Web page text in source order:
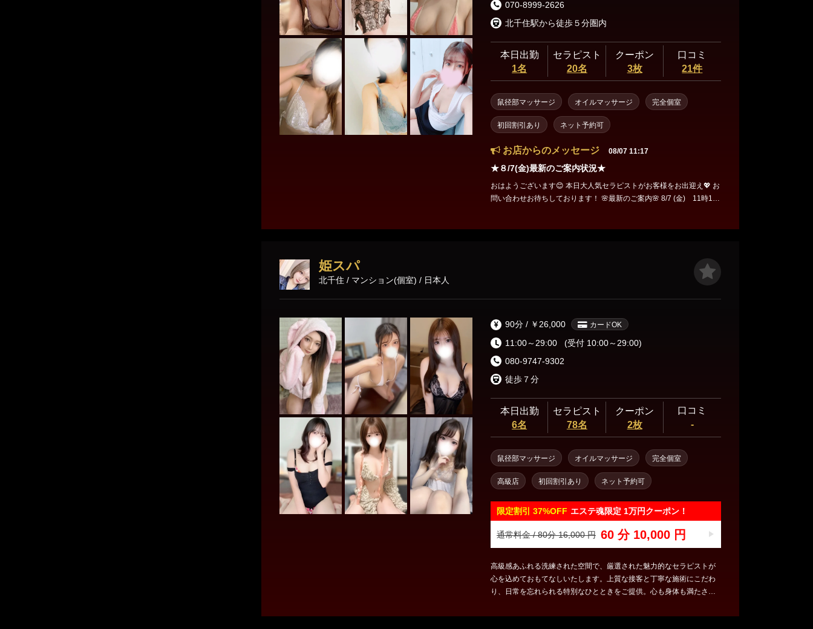
070-8999-2626
北千住駅から徒歩５分圏内
本日出勤
1名
セラピスト
20名
クーポン
3枚
口コミ
21件
鼠径部マッサージ オイルマッサージ 完全個室
初回割引あり ネット予約可
お店からのメッセージ 08/07 11:17
★８/7(金)最新のご案内状況★
おはようございます😊 本日大人気セラピストがお客様をお出迎え💖 お
問い合わせお待ちしております！ 🌸最新のご案内🌸 8/7 (金) 11時15
姫スパ
北千住 / マンション(個室) / 日本人
90分 / ￥26,000 カードOK
11:00～29:00
(受付 10:00～29:00)
080-9747-9302
徒歩７分
本日出勤
6名
セラピスト
78名
クーポン
2枚
口コミ
-
鼠径部マッサージ オイルマッサージ 完全個室
高級店 初回割引あり ネット予約可
限定割引 37%OFF エステ魂限定 1万円クーポン！
通常料金 / 80分 16,000 円 60 分 10,000 円
高級感あふれる洗練された空間で、厳選された魅力的なセラピストが
心を込めておもてなしいたします。上質な接客と丁寧な施術にこだわ
り、日常を忘れられる特別なひとときをご提供。心も身体も満たされ